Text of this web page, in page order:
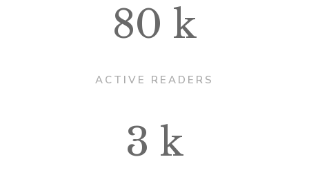
80 k
ACTIVE READERS
3 k